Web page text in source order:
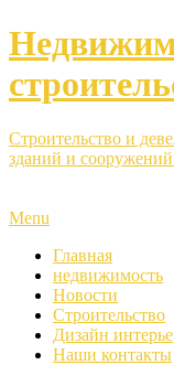
Строительство и
зданий и
Menu
Главная
недвижимость
Новости
Строительство
Дизайн
Наши контакты